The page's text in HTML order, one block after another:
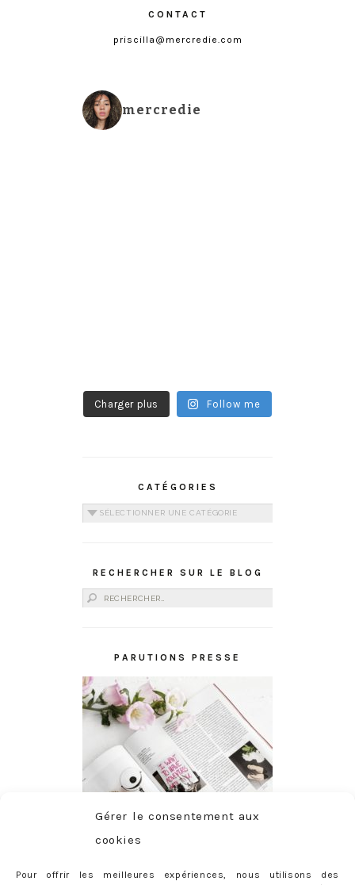
Gérer le consentement aux
cookies
Pour offrir les meilleures expériences, nous utilisons des
CONTACT
priscilla@mercredie.com
mercredie
Charger plus Follow me
CATÉGORIES
Catégories
RECHERCHER SUR LE BLOG
Rechercher :
PARUTIONS PRESSE